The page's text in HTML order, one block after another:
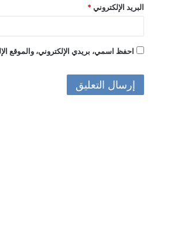
البريد الإلكتروني *
احفظ اسمي، بريدي الإلكتروني، والموقع